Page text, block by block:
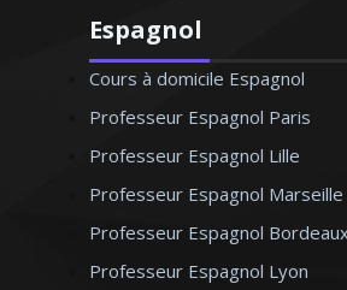
Espagnol
Cours à domicile Espagnol
Professeur Espagnol Paris
Professeur Espagnol Lille
Professeur Espagnol Marseille
Professeur Espagnol
Professeur Espagnol Lyon